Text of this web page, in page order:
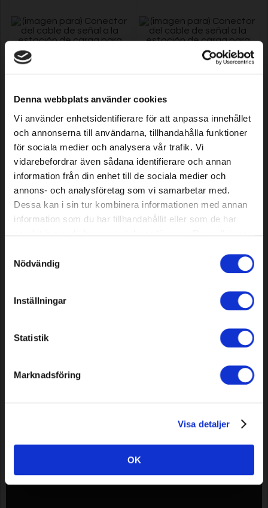
Denna webbplats använder cookies
Vi använder enhetsidentifierare för att anpassa innehållet
och annonserna till användarna, tillhandahålla funktioner
för sociala medier och analysera vår trafik. Vi
vidarebefordrar även sådana identifierare och annan
information från din enhet till de sociala medier och
annons- och analysföretag som vi samarbetar med.
Dessa kan i sin tur kombinera informationen med annan
information som du har tillhandahållit eller som de har
Nödvändig
Inställningar
Statistik
Marknadsföring
Visa detaljer
OK
Conector del cable de señal a la
estación de carga para Robomow,
2 uds.
Model: 191
2,99 EUR
Conector del cable de señal a la
50 uds.
Model: 195
21,39 EUR
Acoplamiento 3M™ Scotchlok™
En stock
Acoplamiento 3M™ Scotchlok™
En stock